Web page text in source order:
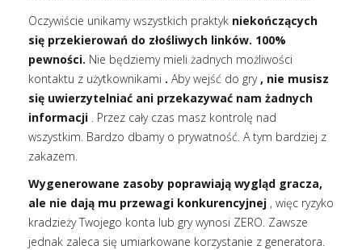
Oczywiście unikamy wszystkich praktyk niekończących
się przekierowań do złośliwych linków. 100%
pewności. Nie będziemy mieli żadnych możliwości
kontaktu z użytkownikami . Aby wejść do gry, nie musisz
się uwierzytelniać ani przekazywać nam żadnych
informacji . Przez cały czas masz kontrolę nad
wszystkim. Bardzo dbamy o prywatność. A tym bardziej z
zakazem.
Wygenerowane zasoby poprawiają wygląd gracza,
ale nie dają mu przewagi konkurencyjnej , więc ryzyko
kradzieży Twojego konta lub gry wynosi ZERO. Zawsze
jednak zaleca się umiarkowane korzystanie z generatora.